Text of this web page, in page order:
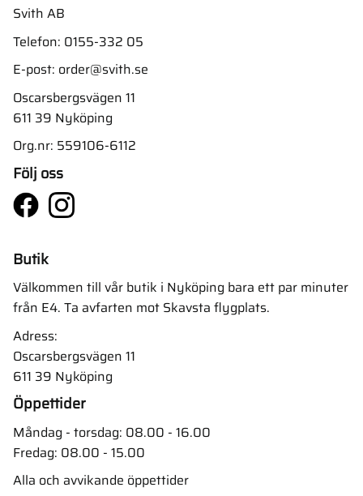
Svith AB
Telefon: 0155-332 05
E-post: order@svith.se
Oscarsbergsvägen 11
611 39 Nyköping
Org.nr: 559106-6112
Följ oss
Butik
Välkommen till vår butik i Nyköping bara ett par minuter
från E4. Ta avfarten mot Skavsta flygplats.
Adress:
Oscarsbergsvägen 11
611 39 Nyköping
Öppettider
Måndag - torsdag: 08.00 - 16.00
Fredag: 08.00 - 15.00
Alla och avvikande öppettider